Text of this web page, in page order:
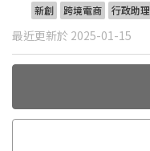
新創 跨境電商 行政助理
最近更新於 2025-01-15